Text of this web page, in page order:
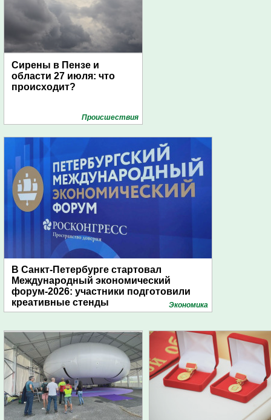
Сирены в Пензе и
области 27 июля: что
происходит?
Проиcшествия
В Санкт-Петербурге стартовал
Международный экономический
форум-2026: участники подготовили
креативные стенды
Экономика